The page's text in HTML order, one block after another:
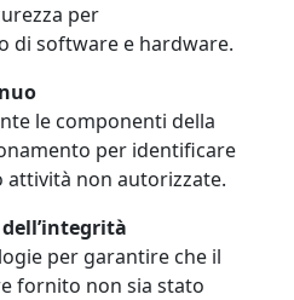
per
di software e hardware.
le componenti della
per identificare
attività non autorizzate.
per garantire che il
fornito non sia stato